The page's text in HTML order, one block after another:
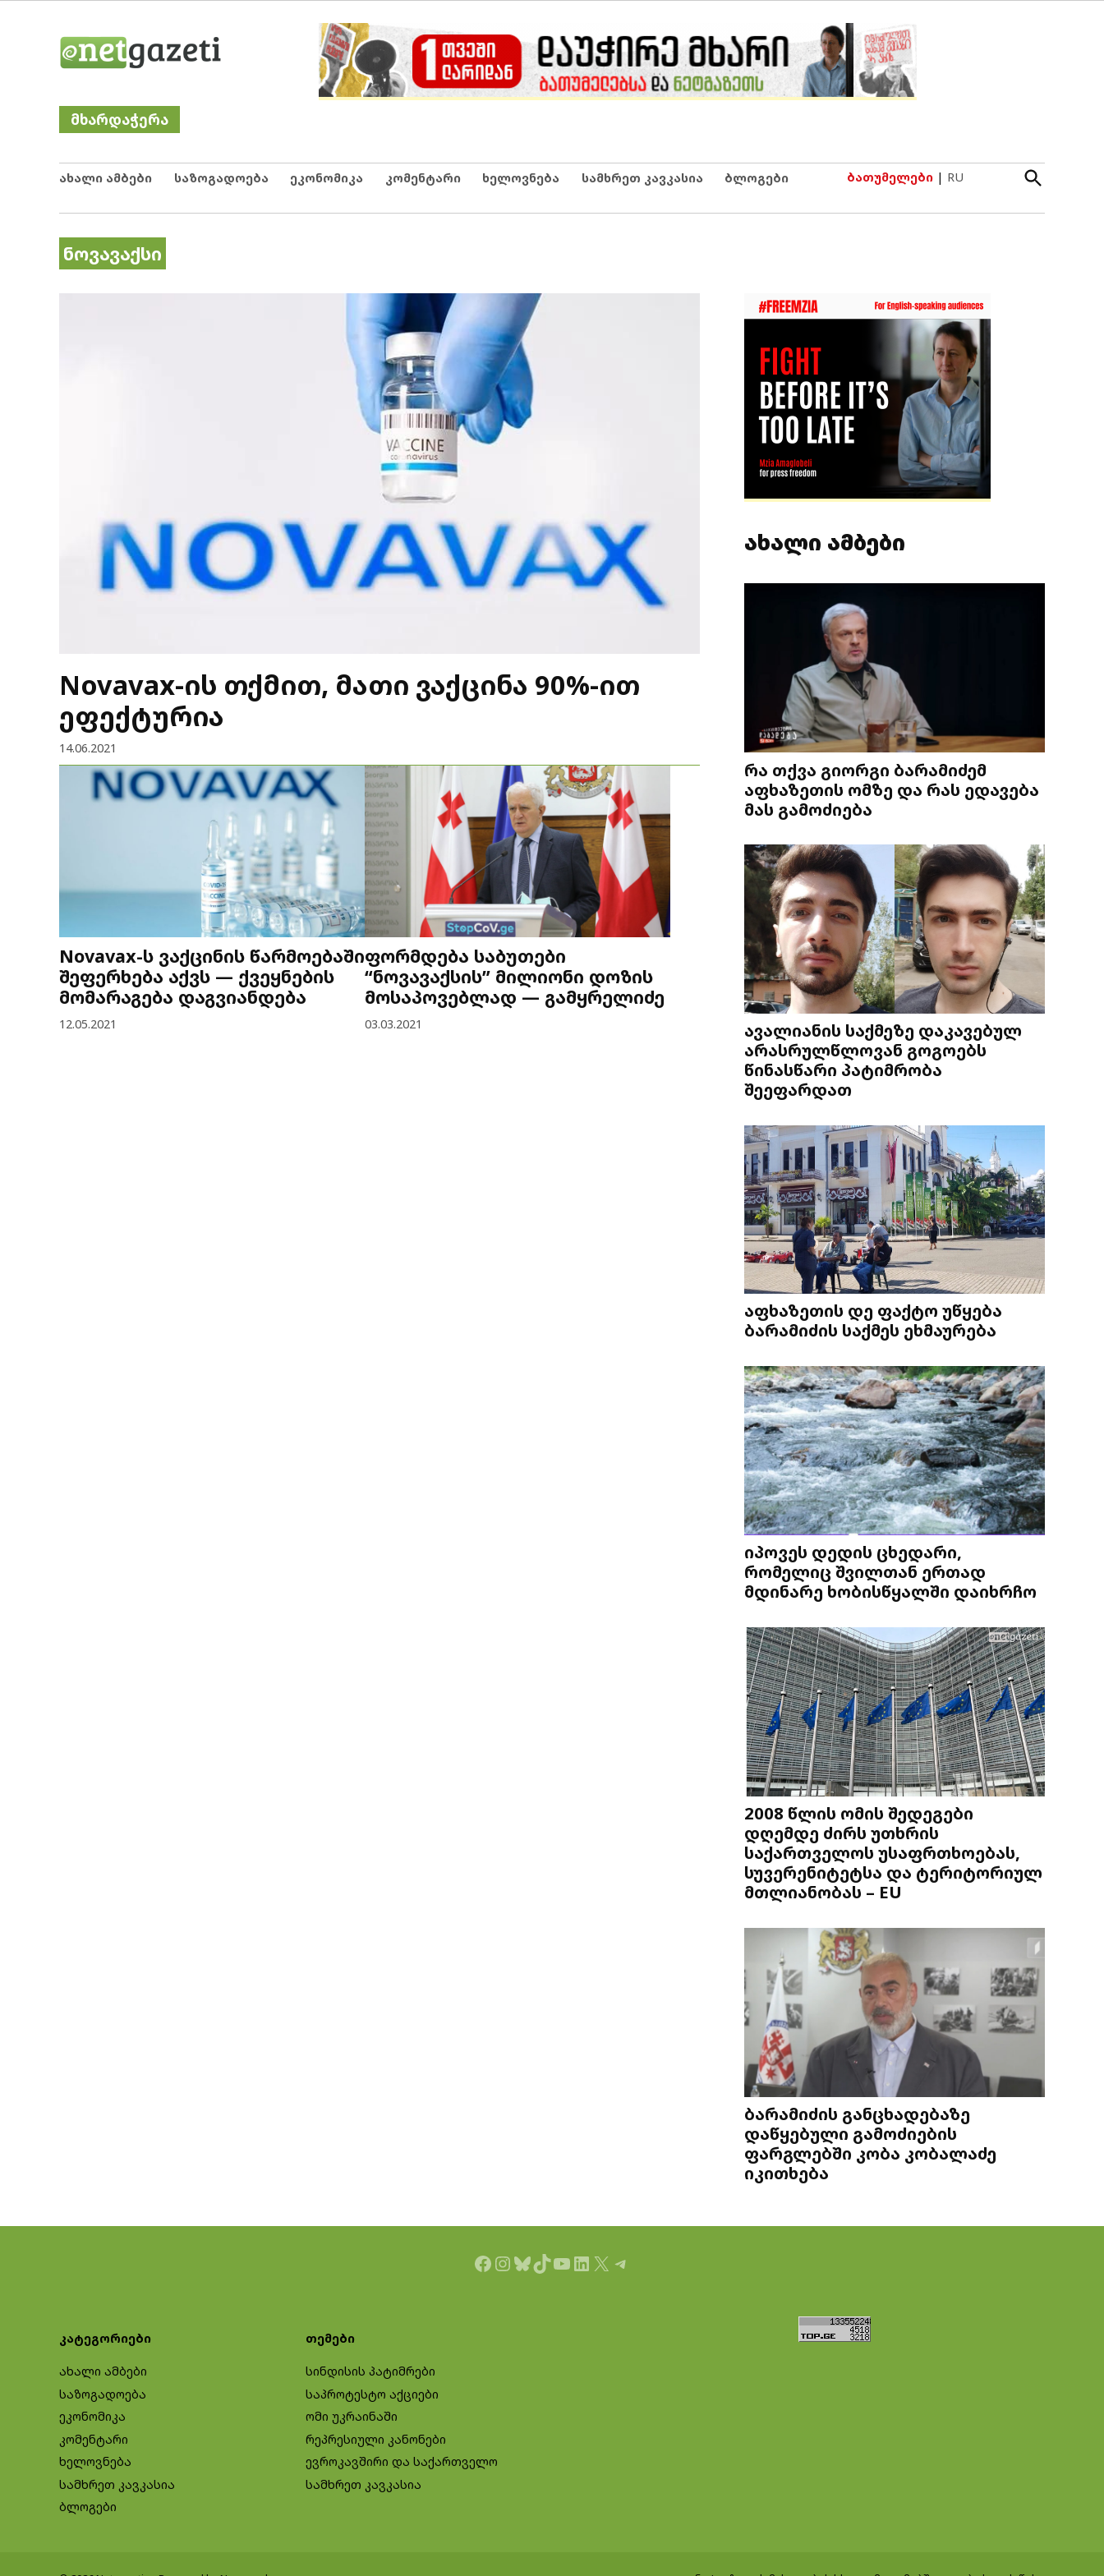
Netgazeti
მხარდაჭერა
ახალი ამბები საზოგადოება ეკონომიკა კომენტარი ხელოვნება სამხრეთ კავკასია ბლოგები ბათუმელები | RU
Open
Search
ნოვავაქსი
Novavax-ის თქმით, მათი ვაქცინა 90%-ით
ეფექტურია
14.06.2021
Novavax-ს ვაქცინის წარმოებაში
შეფერხება აქვს — ქვეყნების
მომარაგება დაგვიანდება
12.05.2021
ფორმდება საბუთები
“ნოვავაქსის” მილიონი დოზის
მოსაპოვებლად — გამყრელიძე
03.03.2021
ახალი ამბები
რა თქვა გიორგი ბარამიძემ
აფხაზეთის ომზე და რას ედავება
მას გამოძიება
ავალიანის საქმეზე დაკავებულ
არასრულწლოვან გოგოებს
წინასწარი პატიმრობა
შეეფარდათ
აფხაზეთის დე ფაქტო უწყება
ბარამიძის საქმეს ეხმაურება
იპოვეს დედის ცხედარი,
რომელიც შვილთან ერთად
მდინარე ხობისწყალში დაიხრჩო
2008 წლის ომის შედეგები
დღემდე ძირს უთხრის
საქართველოს უსაფრთხოებას,
სუვერენიტეტსა და ტერიტორიულ
მთლიანობას – EU
ბარამიძის განცხადებაზე
დაწყებული გამოძიების
ფარგლებში კობა კობალაძე
იკითხება
Facebook
Instagram
Bluesky
TikTok
YouTube
LinkedIn
X Telegram
კატეგორიები
ახალი ამბები
საზოგადოება
ეკონომიკა
კომენტარი
ხელოვნება
სამხრეთ კავკასია
ბლოგები
თემები
სინდისის პატიმრები
საპროტესტო აქციები
ომი უკრაინაში
რეპრესიული კანონები
ევროკავშირი და საქართველო
სამხრეთ კავკასია